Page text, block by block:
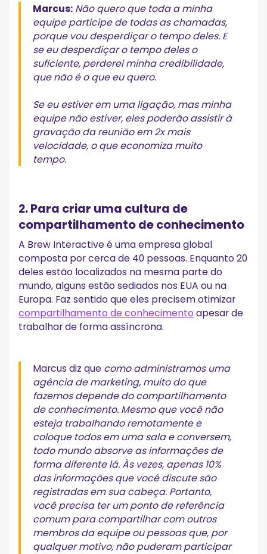
Marcus: Não quero que toda a minha
equipe participe de todas as chamadas,
porque vou desperdiçar o tempo deles. E
se eu desperdiçar o tempo deles o
suficiente, perderei minha credibilidade,
que não é o que eu quero.
Se eu estiver em uma ligação, mas minha
equipe não estiver, eles poderão assistir à
gravação da reunião em 2x mais
velocidade, o que economiza muito
tempo.
2. Para criar uma cultura de
compartilhamento de conhecimento
A Brew Interactive é uma empresa global
composta por cerca de 40 pessoas. Enquanto 20
deles estão localizados na mesma parte do
mundo, alguns estão sediados nos EUA ou na
Europa. Faz sentido que eles precisem otimizar
compartilhamento de conhecimento apesar de
trabalhar de forma assíncrona.
Marcus diz que como administramos uma
agência de marketing, muito do que
fazemos depende do compartilhamento
de conhecimento. Mesmo que você não
esteja trabalhando remotamente e
coloque todos em uma sala e conversem,
todo mundo absorve as informações de
forma diferente lá. Às vezes, apenas 10%
das informações que você discute são
registradas em sua cabeça. Portanto,
você precisa ter um ponto de referência
comum para compartilhar com outros
membros da equipe ou pessoas que, por
qualquer motivo, não puderam participar